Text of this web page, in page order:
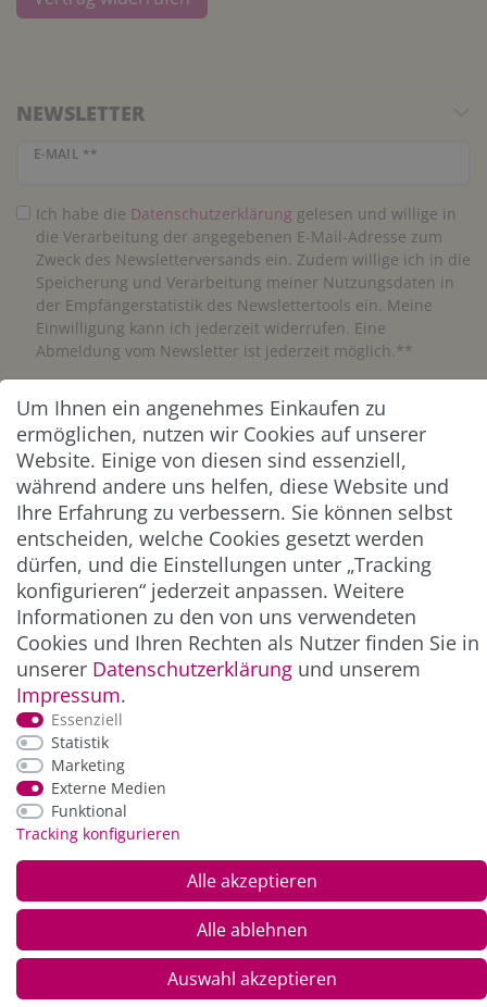
NEWSLETTER
E-MAIL **
Newsletter Honig
Ich habe die Daten­schutz­erklärung gelesen und willige in
die Verarbeitung der angegebenen E-Mail-Adresse zum
Zweck des Newsletterversands ein. Zudem willige ich in die
Speicherung und Verarbeitung meiner Nutzungsdaten in
der Empfängerstatistik des Newslettertools ein. Meine
Einwilligung kann ich jederzeit widerrufen. Eine
Abmeldung vom Newsletter ist jederzeit möglich.**
Abonnieren
** Hierbei handelt es sich um ein Pflichtfeld.
ZAHLUNG & VERSAND
*Alle Preise inkl. der gesetzl. MwSt. zzgl.
und Versandkosten
Um Ihnen ein angenehmes Einkaufen zu
ermöglichen, nutzen wir Cookies auf unserer
Website. Einige von diesen sind essenziell,
während andere uns helfen, diese Website und
Ihre Erfahrung zu verbessern. Sie können selbst
entscheiden, welche Cookies gesetzt werden
dürfen, und die Einstellungen unter „Tracking
konfigurieren“ jederzeit anpassen. Weitere
Informationen zu den von uns verwendeten
Cookies und Ihren Rechten als Nutzer finden Sie in
unserer Daten­schutz­erklärung und unserem
Impressum.
Essenziell
Statistik
Marketing
Externe Medien
Funktional
Tracking konfigurieren
Alle akzeptieren
Alle ablehnen
Auswahl akzeptieren
© Copyright 2026 Alle Rechte vorbehalten. |